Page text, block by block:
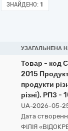
ЗНАЙДЕНО: 1
УЗАГАЛЬНЕНА
Товар - код
2015
продукти
різні). РПЗ -
UA-2026-05-
Дата
ФІЛІЯ